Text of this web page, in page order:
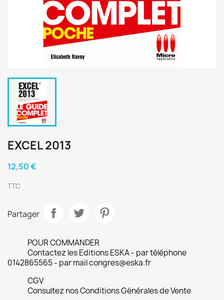
EXCEL 2013
12,50 €
TTC
Partager
POUR COMMANDER
Contactez les Editions ESKA - par téléphone
0142865565 - par mail congres@eska.fr
CGV
Consultez nos Conditions Générales de Vente